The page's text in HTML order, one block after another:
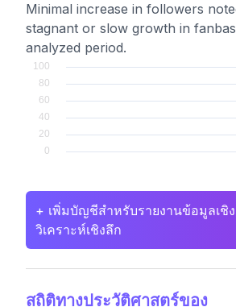
Minimal increase in followers
stagnant or slow growth in
analyzed period.
+ เพิ่มบัญชีสำหรับรายงานข้อมูลเชิ
วิเคราะห์เชิงลึก
สถิติทางประวัติศาสตร์ของ